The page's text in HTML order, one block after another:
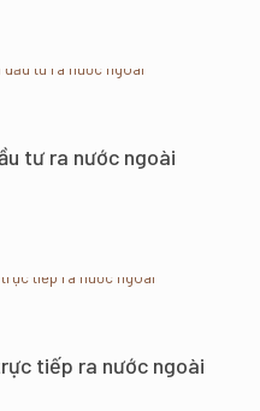
tư ra nước ngoài
tiếp ra nước ngoài